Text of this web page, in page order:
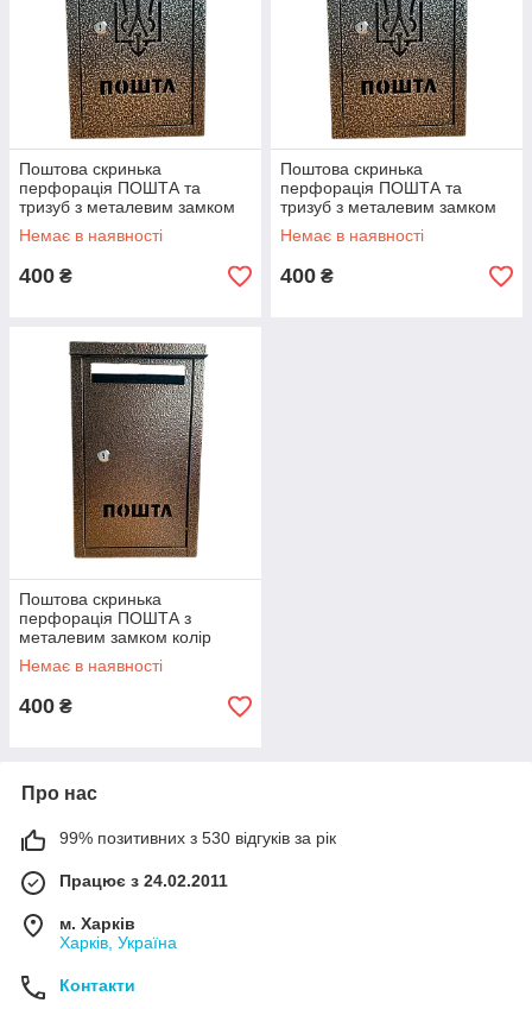
Поштова скринька
перфорація ПОШТА та
тризуб з металевим замком
колір мідний
Немає в наявності
400 ₴
Поштова скринька
перфорація ПОШТА та
тризуб з металевим замком
колір сірий
Немає в наявності
400 ₴
Поштова скринька
перфорація ПОШТА з
металевим замком колір
мідний
Немає в наявності
400 ₴
Про нас
99% позитивних з 530 відгуків за рік
Працює з 24.02.2011
м. Харків
Харків, Україна
Контакти